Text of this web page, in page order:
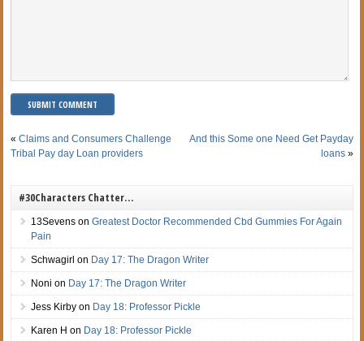
«Claims and Consumers Challenge
Tribal Pay day Loan providers
And this Some one Need Get Payday
loans»
#30Characters Chatter…
13Sevens onGreatest Doctor Recommended Cbd Gummies For Again
Pain
Schwagirl on Day 17: The Dragon Writer
Noni on Day 17: The Dragon Writer
Jess Kirby on Day 18: Professor Pickle
Karen H on Day 18: Professor Pickle